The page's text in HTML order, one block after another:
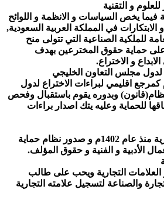
فيما يخص السياسات و الانظمة و اللوائح
و الابتكارات في المملكة العربية السعودية,
للملكية الصناعية التي تتولى منح
على حماية حقوق المخترعين بهدف
و الاختراع.
انشاؤه في عام 1992م كمرجع اقليمي لبراءات الاختراع لدول
وبدوره يقوم باستقبال وفحص
للحماية وعليه يتك اصدار براءات
بدأ الاهتمام بالملكية الفكرية منذ عام 1402م و صدور نظام حماية
الأدبية و الفنية و حقوق المؤلف.
صدور العلامات التجارية ويحب على طالب
والصناعة لتسجيل علامته التجارية